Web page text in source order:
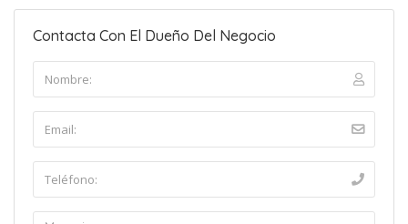
Contacta Con El Dueño Del Negocio